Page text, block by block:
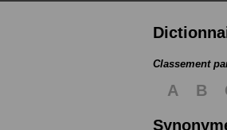
Classement
A B